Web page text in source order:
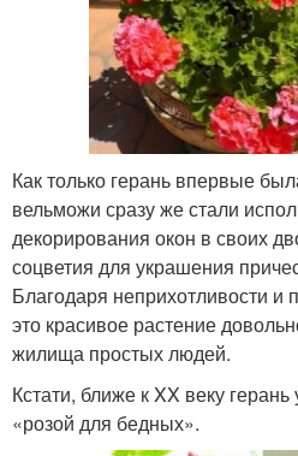
Как только герань впервые
вельможи сразу же стали
декорирования окон в своих
соцветия для украшения
Благодаря неприхотливости и
это красивое растение
жилища простых людей.
Кстати, ближе к XX веку
«розой для бедных».